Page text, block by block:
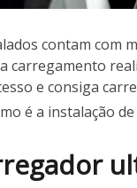
contam com
carregamento
e consiga
é a instalação